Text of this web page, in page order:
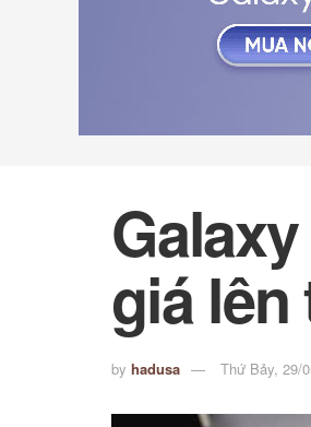
giá
by hadusa Thứ Bảy, 29/